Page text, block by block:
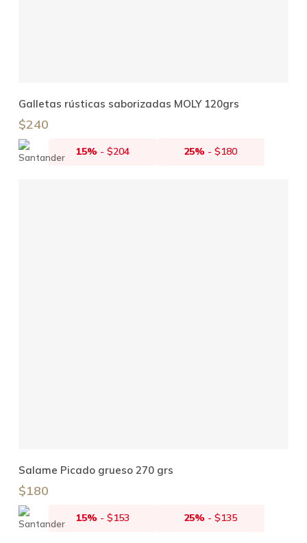
Añadir Al Carrito
Galletas rústicas saborizadas MOLY 120grs
$240
15% - $204 25% -$180
Añadir Al Carrito
Salame Picado grueso 270 grs
$180
15% - $153 25% -$135